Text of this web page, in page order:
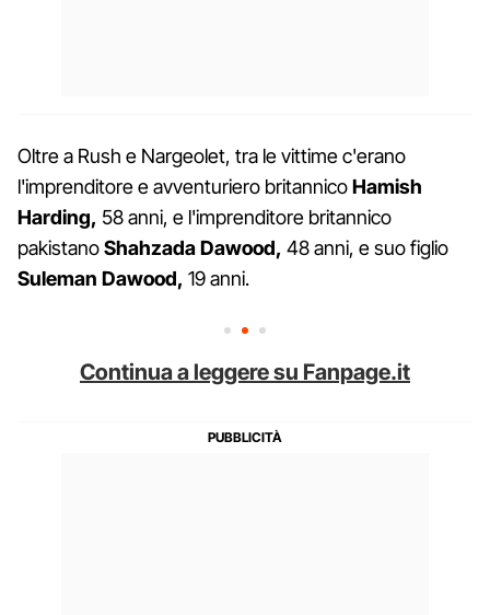
Oltre a Rush e Nargeolet, tra le vittime c'erano
l'imprenditore e avventuriero britannicoHamish
Harding, 58 anni, e l'imprenditore britannico
pakistanoShahzada Dawood, 48 anni, e suo figlio
Suleman Dawood, 19 anni.
Continua a leggere su Fanpage.it